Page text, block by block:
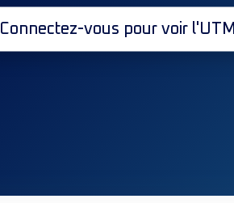
Connectez-vous pour voir